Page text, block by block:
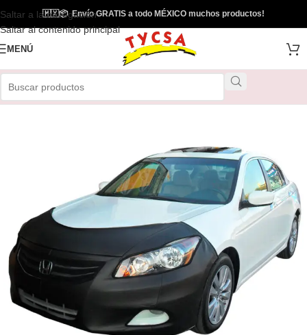
Saltar a la navegación
Saltar al contenido principal
🇲🇽📦Envío GRATIS a todo MÉXICO muchos productos!
MENÚ